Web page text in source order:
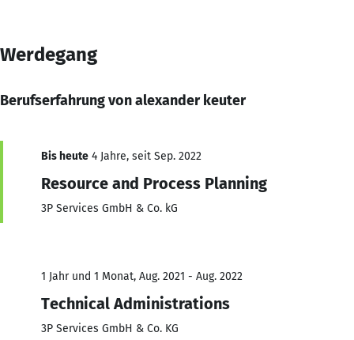
Werdegang
Berufserfahrung von alexander keuter
Bis heute 4 Jahre, seit Sep. 2022
Resource and Process Planning
3P Services GmbH & Co. kG
1 Jahr und 1 Monat, Aug. 2021 - Aug. 2022
Technical Administrations
3P Services GmbH & Co. KG